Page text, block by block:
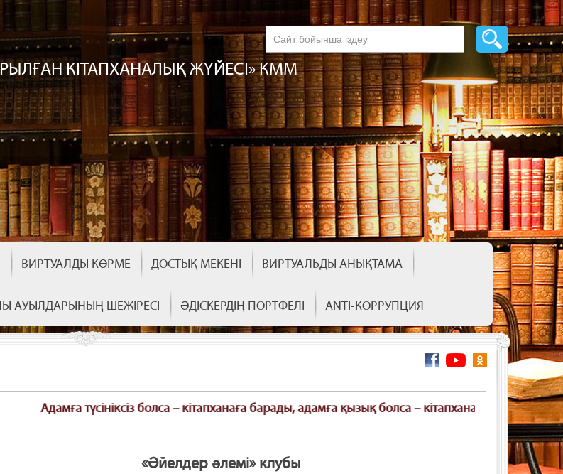
КІТАПХАНАЛЫҚ ЖҮЙЕСІ» КММ
ВИРТУАЛДЫ КӨРМЕ ДОСТЫҚ МЕКЕНІ ВИРТУАЛЬДЫ АНЫҚТАМА
АУЫЛДАРЫНЫҢ ШЕЖІРЕСІ ӘДІСКЕРДІҢ ПОРТФЕЛІ ANTI-КОРРУПЦИЯ
түсініксіз болса – кітапханаға барады, адамға қызық болса – кітапханаға барады, адамға бір
«Әйелдер әлемі» клубы